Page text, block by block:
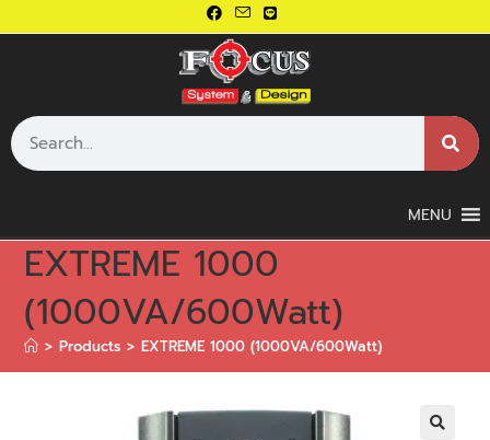
MENU
EXTREME 1000
(1000VA/600Watt)
> Products > EXTREME 1000 (1000VA/600Watt)